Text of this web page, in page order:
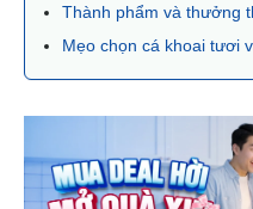
Thành phẩm và thưởng
Mẹo chọn cá khoai tươi